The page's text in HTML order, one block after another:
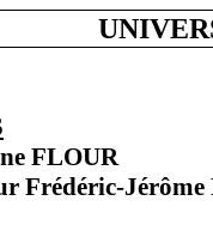
FLOUR
Frédéric-Jérôme